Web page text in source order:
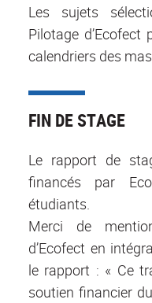
Les sujets
Pilotage
calendriers des
FIN DE STAGE
Le rapport de
financés par
étudiants.
Merci de
d’Ecofect en
le rapport : « Ce
soutien financier